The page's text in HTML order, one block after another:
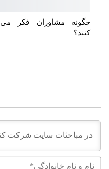
چگونه مشاوران فکر می
کنند؟